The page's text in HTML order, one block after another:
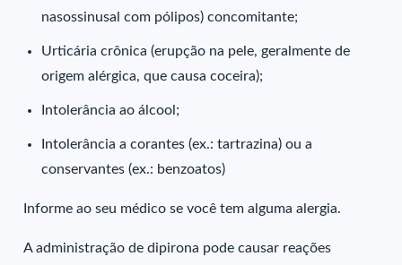
nasossinusal com pólipos) concomitante;
Urticária crônica (erupção na pele, geralmente de
origem alérgica, que causa coceira);
Intolerância ao álcool;
Intolerância a corantes (ex.: tartrazina) ou a
conservantes (ex.: benzoatos)
Informe ao seu médico se você tem alguma alergia.
A administração de dipirona pode causar reações